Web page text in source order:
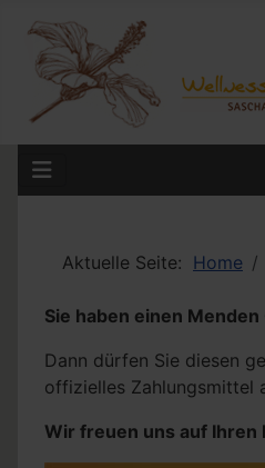
Aktuelle Seite: Home
Sie haben einen
Dann dürfen Sie diesen
offizielles Zahlungsmittel
Wir freuen uns auf Ihren